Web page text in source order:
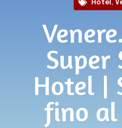
Hotel ,
Super
Hotel |
fino al